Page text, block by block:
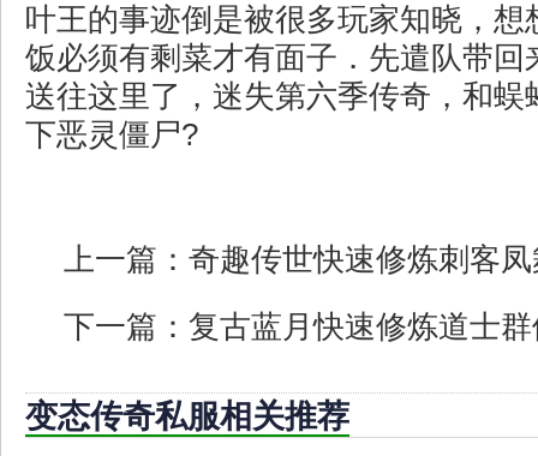
叶王的事迹倒是被很多玩家知晓，想
饭必须有剩菜才有面子．先遣队带回
送往这里了，迷失第六季传奇，和蜈
下恶灵僵尸?
上一篇： 奇趣传世快速修炼刺客
下一篇： 复古蓝月快速修炼道士
变态传奇私服相关推荐